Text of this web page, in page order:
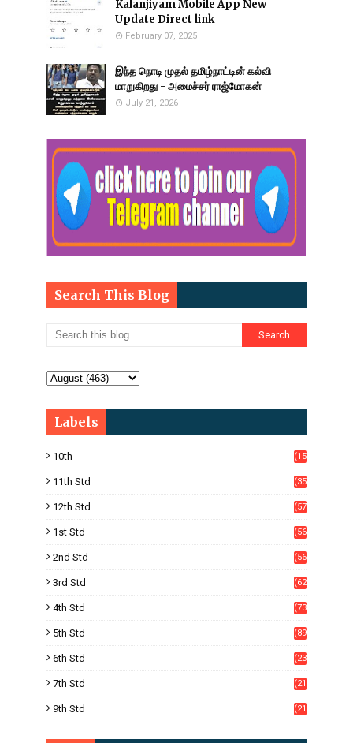
Kalanjiyam Mobile App New
Update Direct link
February 07, 2025
இந்த நொடி முதல் தமிழ்நாட்டின் கல்வி
மாறுகிறது - அமைச்சர் ராஜ்மோகன்
July 21, 2026
Search This Blog
Labels
10th
(15
11th Std
(35
12th Std
(57
1st Std
(56
2nd Std
(56
3rd Std
(62
4th Std
(73
5th Std
(89
6th Std
(23
7th Std
(21
9th Std
(21